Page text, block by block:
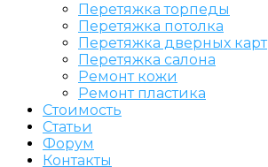
Перетяжка торпеды
Перетяжка потолка
Перетяжка дверных карт
Перетяжка салона
Ремонт кожи
Ремонт пластика
Стоимость
Статьи
Форум
Контакты